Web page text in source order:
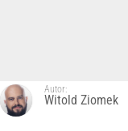
Autor:
Witold Ziomek